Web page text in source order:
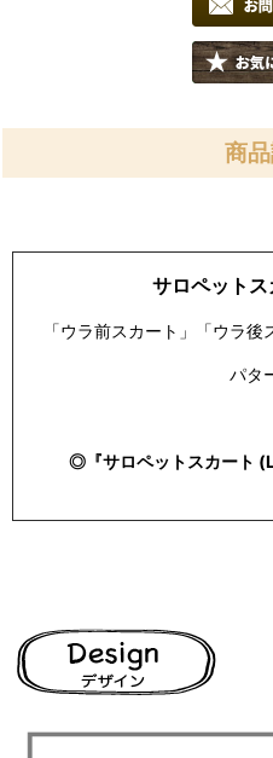
商
サロペット
「ウラ前スカート」「ウラ
パタ
◎『サロペットスカート